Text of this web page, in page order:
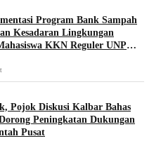
Program Bank Sampah
Kesadaran Lingkungan
KKN Reguler UNP
Pojok Diskusi Kalbar Bahas
Peningkatan Dukungan
Pusat